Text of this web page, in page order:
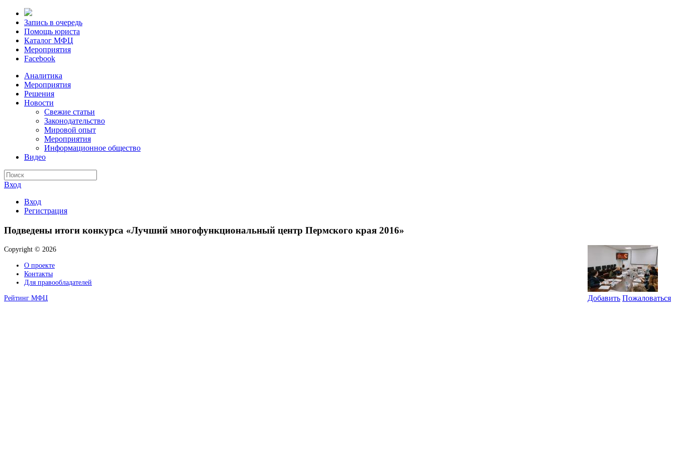
Запись в очередь
Помощь юриста
Каталог МФЦ
Мероприятия
Facebook
Аналитика
Мероприятия
Решения
Новости
Свежие статьи
Законодательство
Мировой опыт
Мероприятия
Информационное общество
Видео
Вход
Вход
Регистрация
Подведены итоги конкурса «Лучший многофункциональный центр Пермского края 2016»
Добавить Пожаловаться
Copyright © 2026
О проекте
Контакты
Для правообладателей
Рейтинг МФЦ